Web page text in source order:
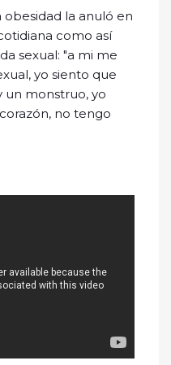
la anuló en
como así
sexual: "a mi me
yo siento que
un monstruo, yo
no tengo